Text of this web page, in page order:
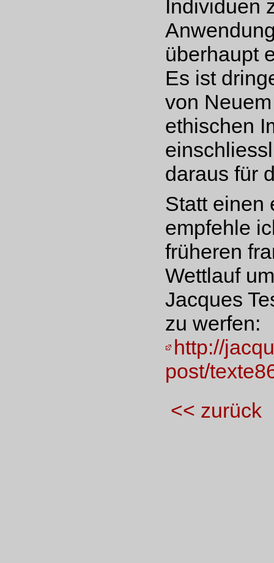
Individuen
überhaupt
Es ist
von
ethischen
daraus für
Statt einen
empfehle
früheren
Wettlauf
Jacques
zu werfen:
http://
post/
<< zurück